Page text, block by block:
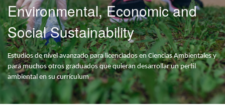
Environmental, Economic and
Social Sustainability
Estudios de nivel avanzado para licenciados en Ciencias Ambientales y
para muchos otros graduados que quieran desarrollar un perfil
ambiental en su currículum